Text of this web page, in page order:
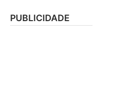
PUBLICIDADE